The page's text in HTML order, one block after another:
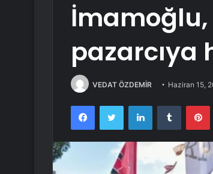
İmamoğlu,
pazarcıya
VEDAT ÖZDEMİR Haziran 15,
FacebookTwitter LinkedInTumblr